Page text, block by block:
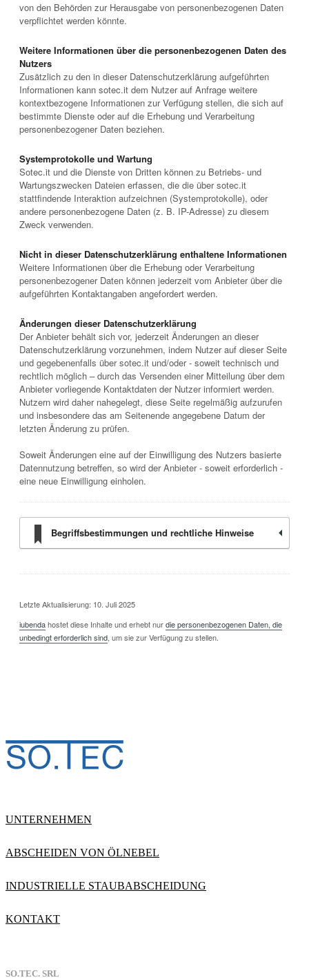
von den Behörden zur Herausgabe von personenbezogenen Daten
verpflichtet werden könnte.
Weitere Informationen über die personenbezogenen Daten des
Nutzers
Zusätzlich zu den in dieser Datenschutzerklärung aufgeführten
Informationen kann sotec.it dem Nutzer auf Anfrage weitere
kontextbezogene Informationen zur Verfügung stellen, die sich auf
bestimmte Dienste oder auf die Erhebung und Verarbeitung
personenbezogener Daten beziehen.
Systemprotokolle und Wartung
Sotec.it und die Dienste von Dritten können zu Betriebs- und
Wartungszwecken Dateien erfassen, die die über sotec.it
stattfindende Interaktion aufzeichnen (Systemprotokolle), oder
andere personenbezogene Daten (z. B. IP-Adresse) zu diesem
Zweck verwenden.
Nicht in dieser Datenschutzerklärung enthaltene Informationen
Weitere Informationen über die Erhebung oder Verarbeitung
personenbezogener Daten können jederzeit vom Anbieter über die
aufgeführten Kontaktangaben angefordert werden.
Änderungen dieser Datenschutzerklärung
Der Anbieter behält sich vor, jederzeit Änderungen an dieser
Datenschutzerklärung vorzunehmen, indem Nutzer auf dieser Seite
und gegebenenfalls über sotec.it und/oder - soweit technisch und
rechtlich möglich – durch das Versenden einer Mitteilung über dem
Anbieter vorliegende Kontaktdaten der Nutzer informiert werden.
Nutzern wird daher nahegelegt, diese Seite regelmäßig aufzurufen
und insbesondere das am Seitenende angegebene Datum der
letzten Änderung zu prüfen.
Soweit Änderungen eine auf der Einwilligung des Nutzers basierte
Datennutzung betreffen, so wird der Anbieter - soweit erforderlich -
eine neue Einwilligung einholen.
Begriffsbestimmungen und rechtliche Hinweise
Letzte Aktualisierung: 10. Juli 2025
iubendahostet diese Inhalte und erhebt nurdie personenbezogenen Daten, die
unbedingt erforderlich sind , um sie zur Verfügung zu stellen.
UNTERNEHMEN
ABSCHEIDEN VON ÖLNEBEL
INDUSTRIELLE STAUBABSCHEIDUNG
KONTAKT
SO.TEC. SRL